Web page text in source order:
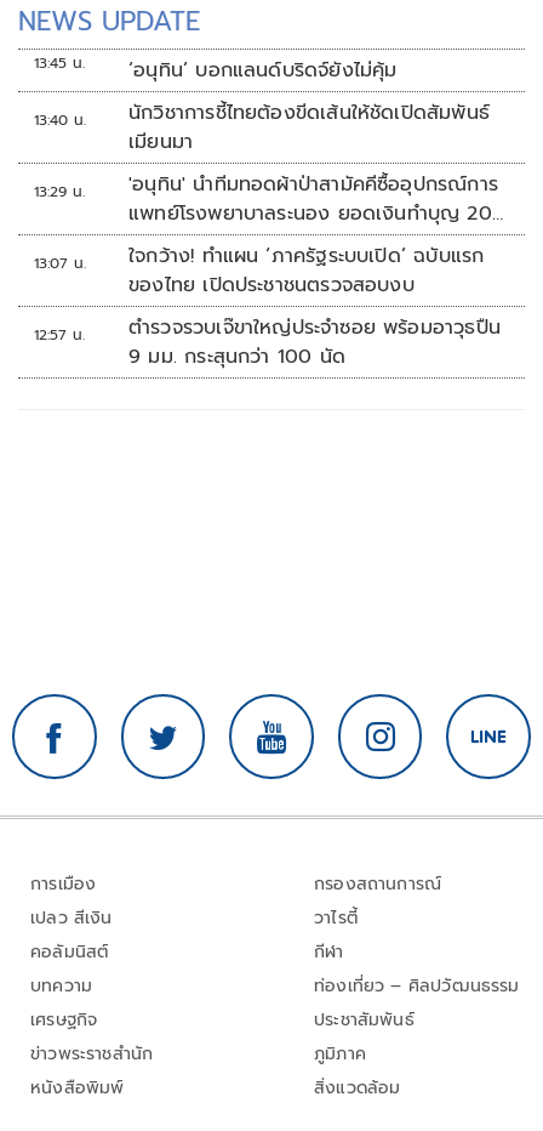
NEWS UPDATE
13:45 น. ‘อนุทิน’ บอกแลนด์บริดจ์ยังไม่คุ้ม
13:40 น.
นักวิชาการชี้ไทยต้องขีดเส้นให้ชัดเปิดสัมพันธ์
เมียนมา
13:29 น.
'อนุทิน' นำทีมทอดผ้าป่าสามัคคีซื้ออุปกรณ์การ
แพทย์โรงพยาบาลระนอง ยอดเงินทำบุญ 20
ล้านบาท
13:07 น.
ใจกว้าง! ทำแผน ‘ภาครัฐระบบเปิด’ ฉบับแรก
ของไทย เปิดประชาชนตรวจสอบงบ
12:57 น.
ตำรวจรวบเจ๊ขาใหญ่ประจำซอย พร้อมอาวุธปืน
9 มม. กระสุนกว่า 100 นัด
การเมือง
เปลว สีเงิน
คอลัมนิสต์
บทความ
เศรษฐกิจ
ข่าวพระราชสำนัก
หนังสือพิมพ์
กรองสถานการณ์
วาไรตี้
กีฬา
ท่องเที่ยว – ศิลปวัฒนธรรม
ประชาสัมพันธ์
ภูมิภาค
สิ่งแวดล้อม